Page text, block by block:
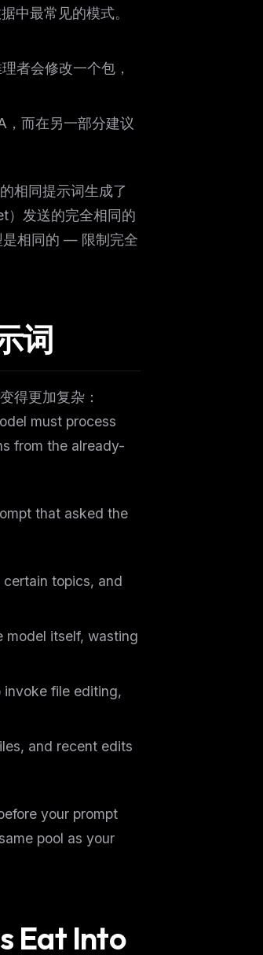
中最常见的模式。
者会修改一个包，
，而在另一部分建议
相同提示词生成了
）发送的完全相同的
是相同的 — 限制完全
词
得更加复杂：
must process
from the already-
that asked the
topics, and
model itself, wasting
file editing,
and recent edits
your prompt
pool as your
Eat Into